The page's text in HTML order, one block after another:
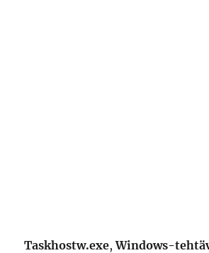
Taskhostw.exe,Windows-